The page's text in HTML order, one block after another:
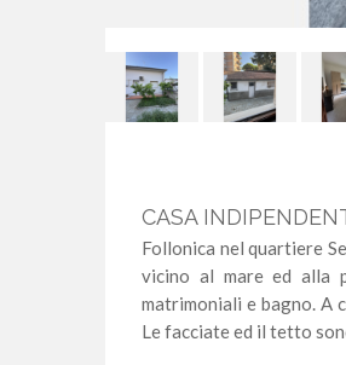
CASA
Follonica nel quartiere
vicino al mare ed alla
matrimoniali e bagno. A
Le facciate ed il tetto